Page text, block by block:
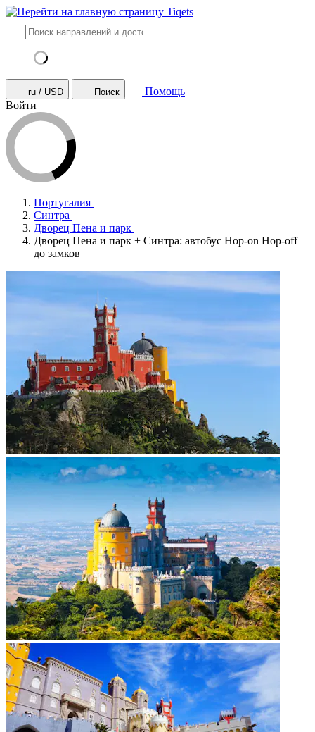
ru / USD Поиск
Помощь
Войти
Португалия
Синтра
Дворец Пена и парк
Дворец Пена и парк + Синтра: автобус Hop-on Hop-off
до замков